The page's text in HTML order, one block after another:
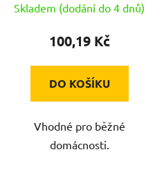
Skladem (dodání do 4 dnů)
100,19 Kč
DO KOŠÍKU
Vhodné pro běžné
domácnosti.